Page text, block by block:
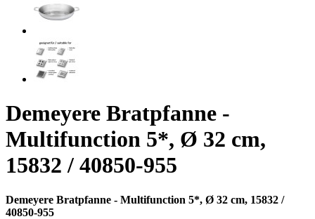
Demeyere Bratpfanne -
Multifunction 5*, Ø 32 cm,
15832 / 40850-955
Demeyere Bratpfanne - Multifunction 5*, Ø 32 cm, 15832 /
40850-955